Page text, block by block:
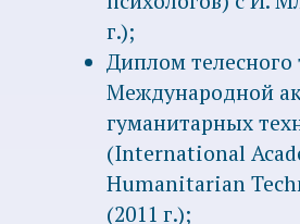
Публикации
Курирую перевод и издание книги
Айви Грин о розен-методе
"Расслабление. Осознанность.
Устойчивость" - Ivy green, Relaxation.
Awareness. Resilience. 2016 г.